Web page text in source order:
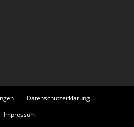
Datenschutzerklärung
Impressum